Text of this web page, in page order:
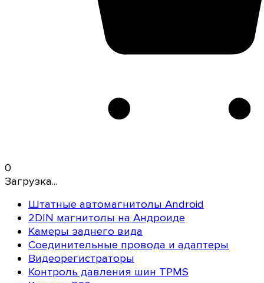
0
Загрузка...
Штатные автомагнитолы Android
2DIN магнитолы на Андроиде
Камеры заднего вида
Соединительные провода и адаптеры
Видеорегистраторы
Контроль давления шин TPMS